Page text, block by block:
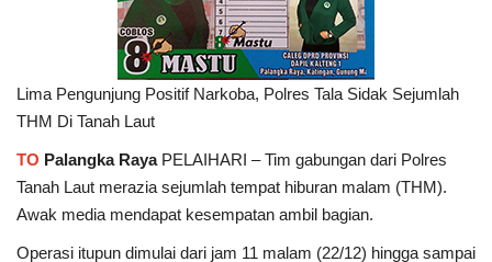
Lima Pengunjung Positif Narkoba, Polres Tala Sidak Sejumlah
THM Di Tanah Laut
TO Palangka RayaPELAIHARI – Tim gabungan dari Polres
Tanah Laut merazia sejumlah tempat hiburan malam (THM).
Awak media mendapat kesempatan ambil bagian.
Operasi itupun dimulai dari jam 11 malam (22/12) hingga sampai